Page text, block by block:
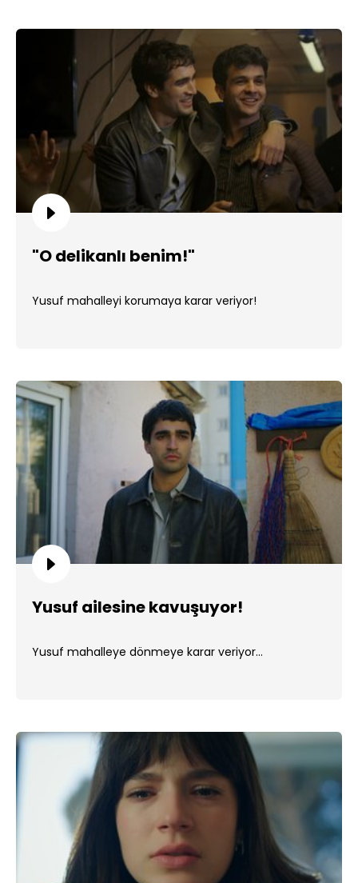
"O delikanlı benim!"
Yusuf mahalleyi korumaya karar veriyor!
Yusuf ailesine kavuşuyor!
Yusuf mahalleye dönmeye karar veriyor...